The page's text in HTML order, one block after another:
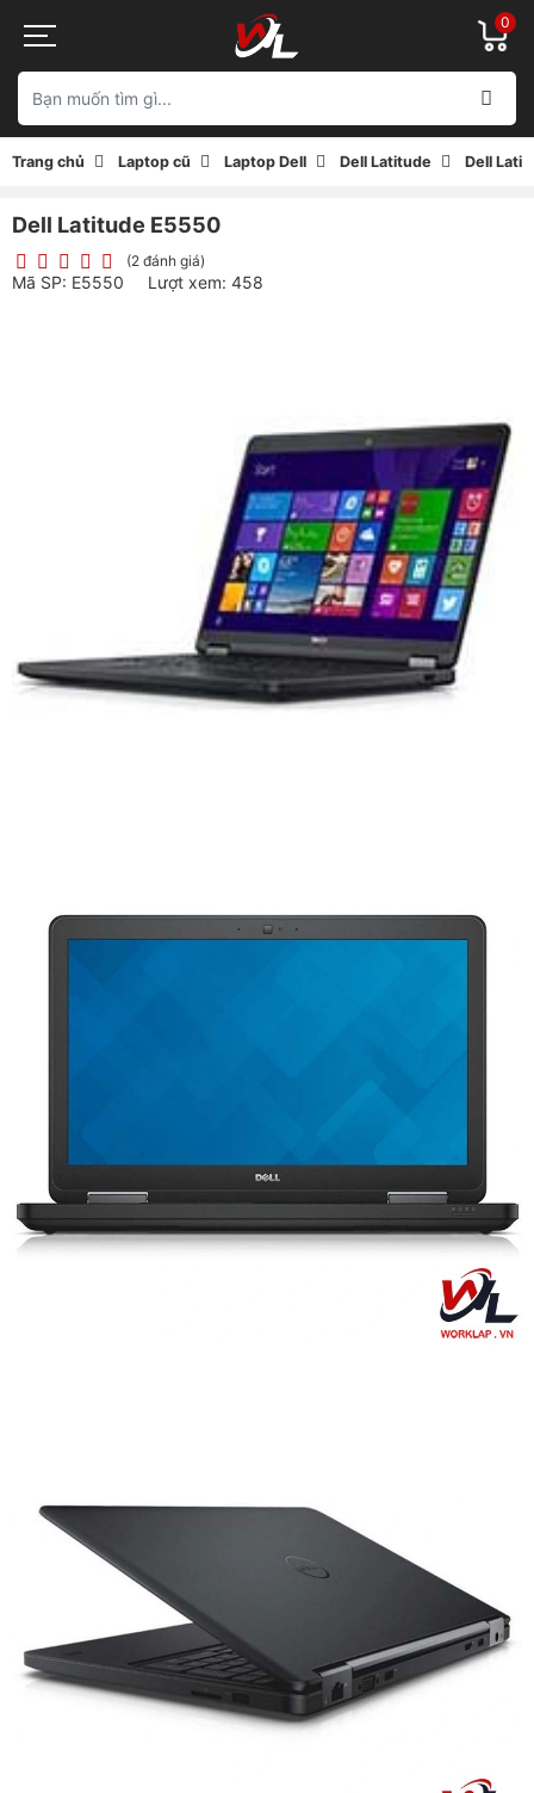
0
Trang chủ Laptop cũ Laptop Dell Dell Latitude Dell
Dell Latitude E5550
(2 đánh giá)
Mã SP: E5550 Lượt xem: 458